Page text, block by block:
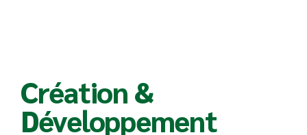
Création &
Développement